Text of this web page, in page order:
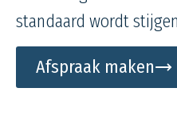
standaard wordt
Afspraak maken